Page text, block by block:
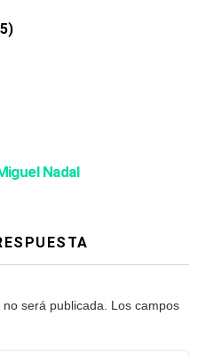
Nadal
será publicada.
Los campos